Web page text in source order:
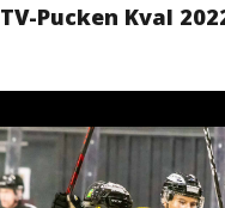
TV-Pucken Kval